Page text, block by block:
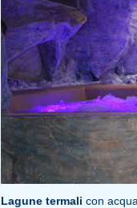
Lagune termali con